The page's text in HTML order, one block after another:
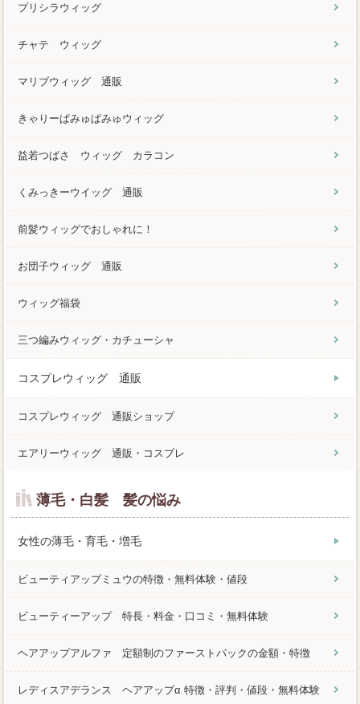
プリシラウィッグ
チャテ ウィッグ
マリブウィッグ 通販
きゃりーぱみゅぱみゅウィッグ
益若つばさ ウィッグ カラコン
くみっきーウイッグ 通販
前髪ウィッグでおしゃれに！
お団子ウィッグ 通販
ウィッグ福袋
三つ編みウィッグ・カチューシャ
コスプレウィッグ 通販
コスプレウィッグ 通販ショップ
エアリーウィッグ 通販・コスプレ
薄毛・白髪 髪の悩み
女性の薄毛・育毛・増毛
ビューティアップミュウの特徴・無料体験・値段
ビューティーアップ 特長・料金・口コミ・無料体験
ヘアアップアルファ 定額制のファーストパックの金額・特徴
レディスアデランス ヘアアップα 特徴・評判・値段・無料体験